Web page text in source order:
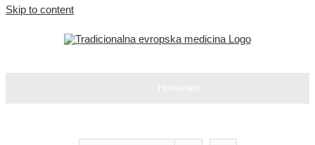
Skip to content